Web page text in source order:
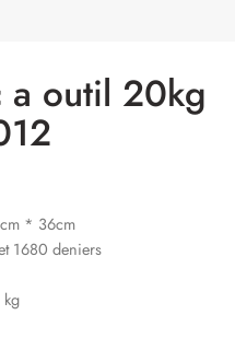
a outil 20kg
* 36cm
1680 deniers